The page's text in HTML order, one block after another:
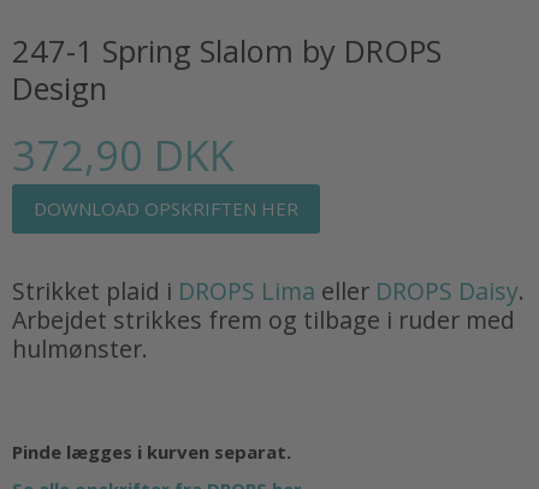
247-1 Spring Slalom by DROPS
Design
372,90 DKK
DOWNLOAD OPSKRIFTEN HER
Strikket plaid i DROPS Lima eller DROPS Daisy.
Arbejdet strikkes frem og tilbage i ruder med
hulmønster.
Pinde lægges i kurven separat.